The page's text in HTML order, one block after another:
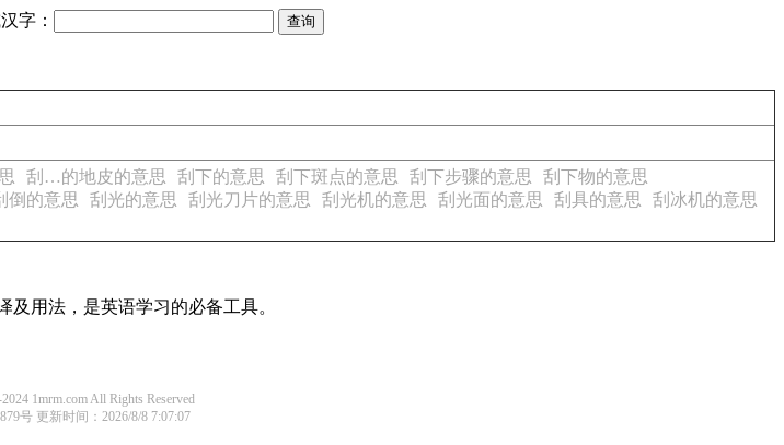
字：
刮…的地皮的意思 刮下的意思 刮下斑点的意思 刮下步骤的意思
刮下物的意思
倒的意思 刮光的意思 刮光刀片的意思 刮光机的意思 刮光面的意思 刮具的意思
刮冰机的意思
用法，是英语学习的必备工具。
1mrm.com All Rights Reserved
号 更新时间：2026/8/8 7:07:07